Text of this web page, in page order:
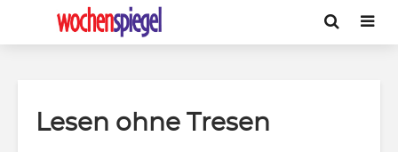
Lesen ohne Tresen